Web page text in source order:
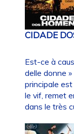
CIDADE
Est-ce à
delle donne
principale est
le vif, remet
dans le très